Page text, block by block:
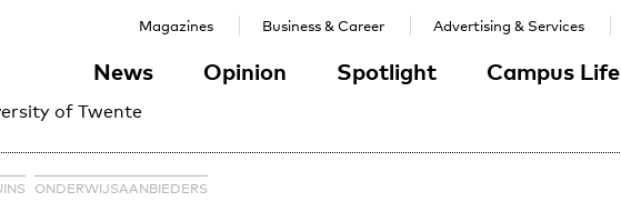
of Twente
News Opinion Spotlight Campus Life
Magazines Business & Career Advertising & Services
ONDERWIJSAANBIEDERS